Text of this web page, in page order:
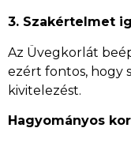
3. Szakértelmet
Az Üvegkorlát
ezért fontos, hogy
kivitelezést.
Hagyományos